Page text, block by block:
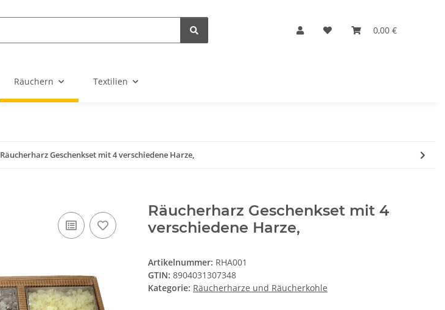
0,00 €
Räuchern Textilien
Räucherharz Geschenkset mit 4 verschiedene Harze,
Räucherharz Geschenkset mit 4
verschiedene Harze,
Artikelnummer: RHA001
GTIN: 8904031307348
Kategorie: Räucherharze und Räucherkohle